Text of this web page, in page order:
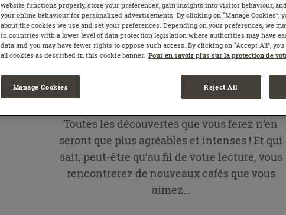
détaillent toutes les nuances de goûts et les
propriétés qu’offre le café en fonction de sa
provenance, de son mode de culture et de sa
variété. Vous y découvrirez peut-être des
possibilités auxquelles vous n’aviez pas
jusqu’à présent.
Toutes les découvertes que vous ferez n’en
seront que plus agréables et intenses ! Et qui
sait, peut-être qu’au fil de votre lecture, vous
rencontrerez de nouveaux cafés que vous
aimez...
website functions properly, store your preferences, gain insights into visitor behaviour,
your online behaviour for personalized advertisements. By clicking on “Manage Cookies”,
about the cookies we use and set your preferences. Depending on your preferences, we
in countries with a lower level of data protection legislation where authorities may have
data and you may have fewer rights to oppose such access. By clicking on “Accept All”,
all cookies as described in this cookie banner. Pour en savoir plus sur la protection de
Manage Cookies Reject All